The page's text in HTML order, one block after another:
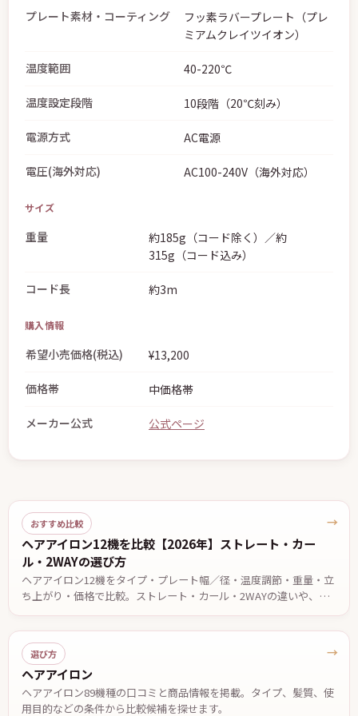
プレート素材・コーティング
フッ素ラバープレート（プレ
ミアムクレイツイオン）
温度範囲 40-220℃
温度設定段階 10段階（20℃刻み）
電源方式 AC電源
電圧(海外対応) AC100-240V（海外対応）
サイズ
重量
約185g（コード除く）／約
315g（コード込み）
コード長 約3m
購入情報
希望小売価格(税込) ¥13,200
価格帯 中価格帯
メーカー公式 公式ページ
おすすめ比較
ヘアアイロン12機を比較【2026年】ストレート・カー
ル・2WAYの選び方
ヘアアイロン12機をタイプ・プレート幅／径・温度調節・重量・立
ち上がり・価格で比較。ストレート・カール・2WAYの違いや、前
髪・ショート・ロング・くせ毛など目的別の選び方、安全に使うた
めの注意点を解説します。価格・仕様は2026年7月13日時点。
→
選び方
ヘアアイロン
ヘアアイロン89機種の口コミと商品情報を掲載。タイプ、髪質、使
用目的などの条件から比較候補を探せます。
→